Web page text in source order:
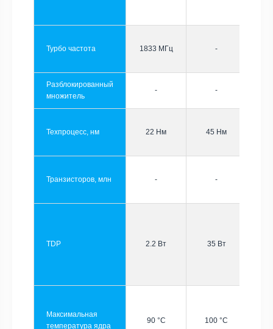
Турбо частота 1833 МГц -
Разблокированный
множитель
- -
Техпроцесс, нм 22 Нм 45 Нм
Транзисторов, млн - -
TDP 2.2 Вт 35 Вт
Максимальная
температура ядра
90 °C 100 °C